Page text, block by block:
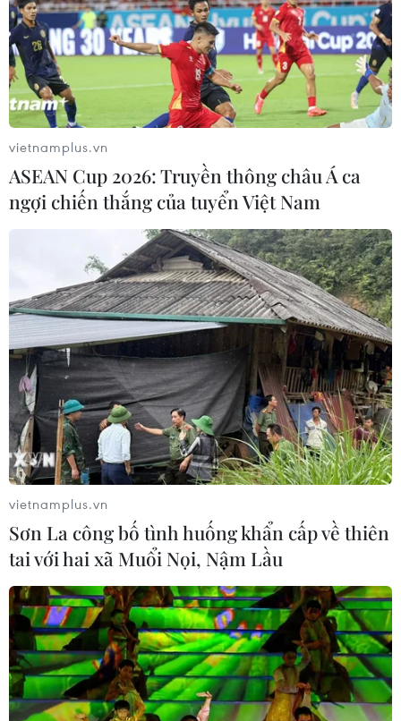
vietnamplus.vn
ASEAN Cup 2026: Truyền thông châu Á ca
ngợi chiến thắng của tuyển Việt Nam
vietnamplus.vn
Sơn La công bố tình huống khẩn cấp về thiên
tai với hai xã Muổi Nọi, Nậm Lầu